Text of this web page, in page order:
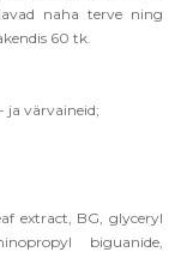
naha terve ning
60 tk.
ja värvaineid;
extract, BG, glyceryl
biguanide,